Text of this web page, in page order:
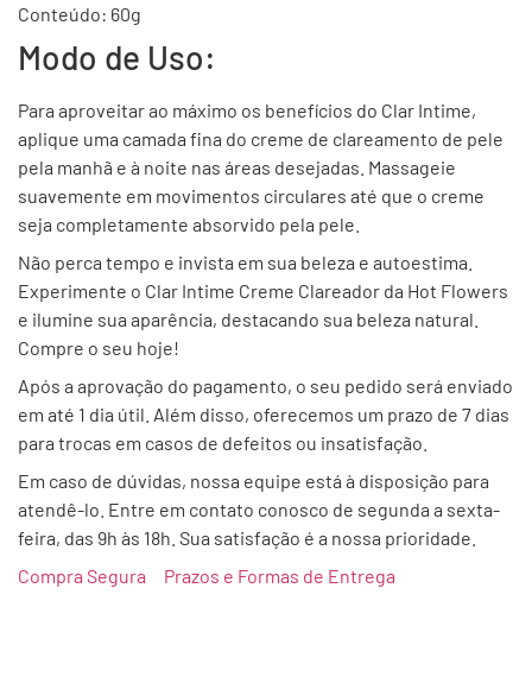
Conteúdo: 60g
Modo de Uso:
Para aproveitar ao máximo os benefícios do Clar Intime,
aplique uma camada fina do creme de clareamento de pele
pela manhã e à noite nas áreas desejadas. Massageie
suavemente em movimentos circulares até que o creme
seja completamente absorvido pela pele.
Não perca tempo e invista em sua beleza e autoestima.
Experimente o Clar Intime Creme Clareador da Hot Flowers
e ilumine sua aparência, destacando sua beleza natural.
Compre o seu hoje!
Após a aprovação do pagamento, o seu pedido será enviado
em até 1 dia útil. Além disso, oferecemos um prazo de 7 dias
para trocas em casos de defeitos ou insatisfação.
Em caso de dúvidas, nossa equipe está à disposição para
atendê-lo. Entre em contato conosco de segunda a sexta-
feira, das 9h às 18h. Sua satisfação é a nossa prioridade.
Compra Segura
Prazos e Formas de Entrega